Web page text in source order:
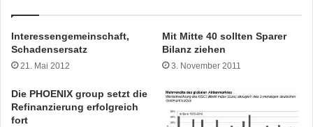
Interessengemeinschaft,
Schadensersatz
21. Mai 2012
Mit Mitte 40 sollten Sparer
Bilanz ziehen
3. November 2011
Die PHOENIX group setzt die
Refinanzierung erfolgreich
fort